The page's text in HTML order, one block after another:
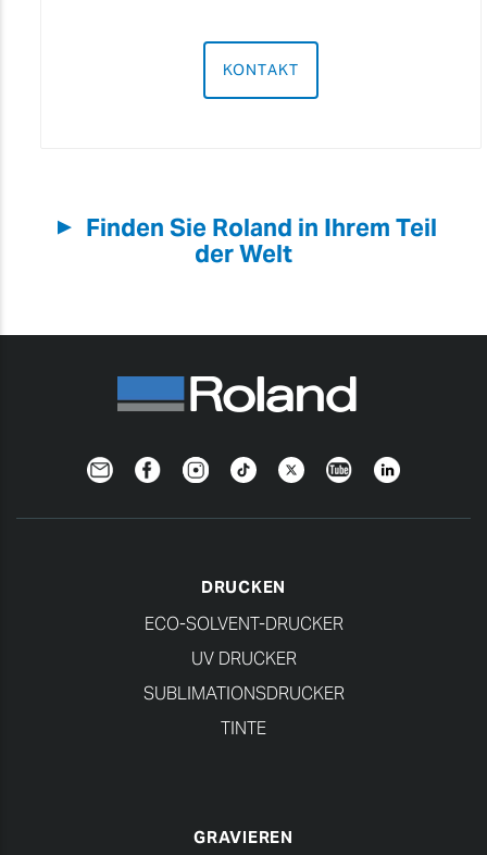
KONTAKT
▼
Finden Sie Roland in Ihrem Teil
der Welt
NewsletterFacebookInstagramTikTokTwitterYouTubeLinkedin
DRUCKEN
ECO-SOLVENT-DRUCKER
UV DRUCKER
SUBLIMATIONSDRUCKER
TINTE
GRAVIEREN